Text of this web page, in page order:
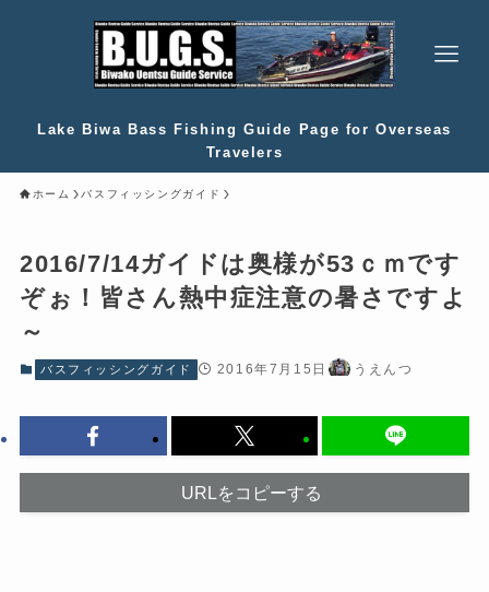
Lake Biwa Bass Fishing Guide Page for Overseas
Travelers
ホーム バスフィッシングガイド
2016/7/14ガイドは奥様が53ｃｍです
ぞぉ！皆さん熱中症注意の暑さですよ
～
バスフィッシングガイド 2016年7月15日 うえんつ
URLをコピーする